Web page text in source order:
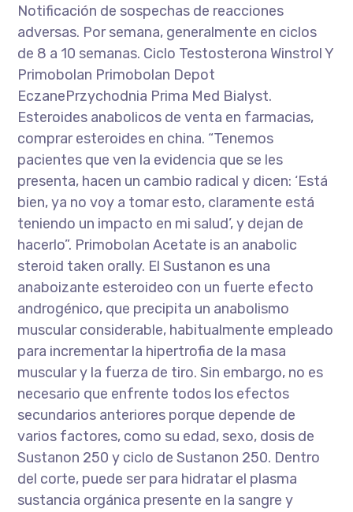
Notificación de sospechas de reacciones
adversas. Por semana, generalmente en ciclos
de 8 a 10 semanas. Ciclo Testosterona Winstrol Y
Primobolan Primobolan Depot
EczanePrzychodnia Prima Med Bialyst.
Esteroides anabolicos de venta en farmacias,
comprar esteroides en china. “Tenemos
pacientes que ven la evidencia que se les
presenta, hacen un cambio radical y dicen: ‘Está
bien, ya no voy a tomar esto, claramente está
teniendo un impacto en mi salud’, y dejan de
hacerlo”. Primobolan Acetate is an anabolic
steroid taken orally. El Sustanon es una
anaboizante esteroideo con un fuerte efecto
androgénico, que precipita un anabolismo
muscular considerable, habitualmente empleado
para incrementar la hipertrofia de la masa
muscular y la fuerza de tiro. Sin embargo, no es
necesario que enfrente todos los efectos
secundarios anteriores porque depende de
varios factores, como su edad, sexo, dosis de
Sustanon 250 y ciclo de Sustanon 250. Dentro
del corte, puede ser para hidratar el plasma
sustancia orgánica presente en la sangre y